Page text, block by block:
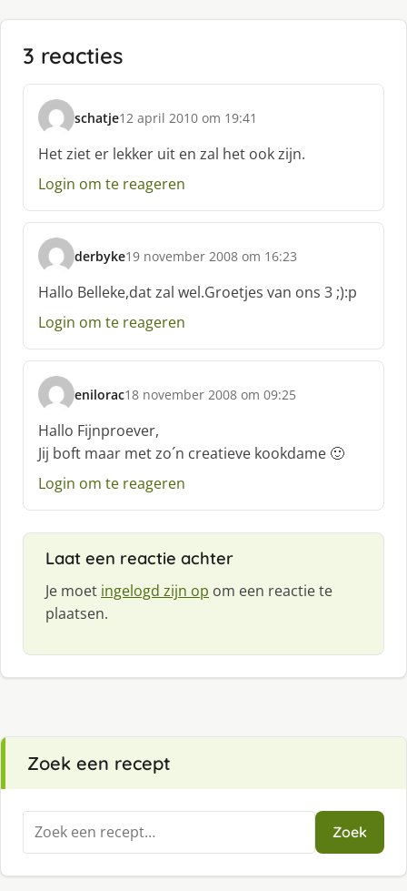
3 reacties
schatje
s
c
h
r
e
f
:
12 april 2010 om 19:41
Het ziet er lekker uit en zal het ook zijn.
Login om te reageren
derbyke
s
c
h
r
e
f
:
19 november 2008 om 16:23
Hallo Belleke,dat zal wel.Groetjes van ons 3 ;):p
Login om te reageren
enilorac
s
c
h
r
e
:
18 november 2008 om 09:25
Hallo Fijnproever,
Jij boft maar met zo´n creatieve kookdame 🙂
Login om te reageren
Laat een reactie achter
Je moet ingelogd zijn op om een reactie te
plaatsen.
Zoek een recept
Zoeken
naar:
Zoek